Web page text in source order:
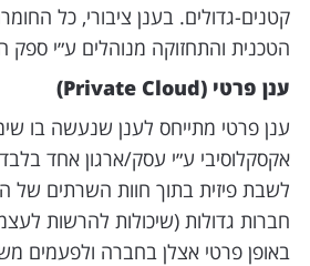
קטנים-גדולים. בענן ציבורי, כל
הטכנית והתחזוקה מנוהלים ע״י ספק
ענן פרטי (Private Cloud)
ענן פרטי מתייחס לענן שנעשה בו
אקסקלוסיבי ע״י עסק/ארגון אחד
לשבת פיזית בתוך חוות השרתים של
חברות גדולות (שיכולות להרשות
באופן פרטי אצלן בחברה ולפעמים